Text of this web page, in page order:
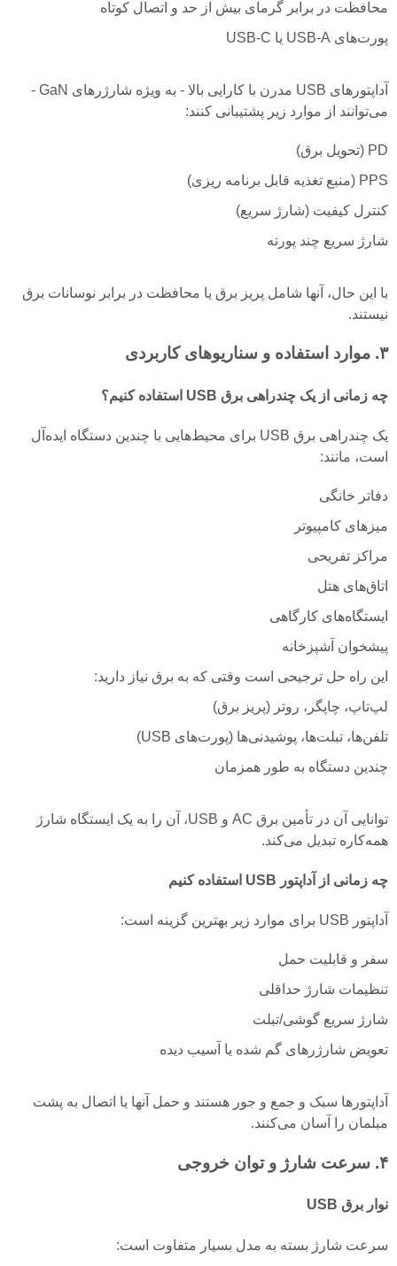
محافظت در برابر گرمای بیش از حد و اتصال کوتاه
پورت‌های USB-A یا USB-C
آداپتورهای USB مدرن با کارایی بالا - به ویژه شارژرهای GaN -
می‌توانند از موارد زیر پشتیبانی کنند:
PD (تحویل برق)
PPS (منبع تغذیه قابل برنامه ریزی)
کنترل کیفیت (شارژ سریع)
شارژ سریع چند پورته
با این حال، آنها شامل پریز برق یا محافظت در برابر نوسانات برق
نیستند.
۳. موارد استفاده و سناریوهای کاربردی
چه زمانی از یک چندراهی برق USB استفاده کنیم؟
یک چندراهی برق USB برای محیط‌هایی با چندین دستگاه ایده‌آل
است، مانند:
دفاتر خانگی
میزهای کامپیوتر
مراکز تفریحی
اتاق‌های هتل
ایستگاه‌های کارگاهی
پیشخوان آشپزخانه
این راه حل ترجیحی است وقتی که به برق نیاز دارید:
لپ‌تاپ، چاپگر، روتر (پریز برق)
تلفن‌ها، تبلت‌ها، پوشیدنی‌ها (پورت‌های USB)
چندین دستگاه به طور همزمان
توانایی آن در تأمین برق AC و USB، آن را به یک ایستگاه شارژ
همه‌کاره تبدیل می‌کند.
چه زمانی از آداپتور USB استفاده کنیم
آداپتور USB برای موارد زیر بهترین گزینه است:
سفر و قابلیت حمل
تنظیمات شارژ حداقلی
شارژ سریع گوشی/تبلت
تعویض شارژرهای گم شده یا آسیب دیده
آداپتورها سبک و جمع و جور هستند و حمل آنها یا اتصال به پشت
مبلمان را آسان می‌کنند.
نوار برق USB
سرعت شارژ بسته به مدل بسیار متفاوت است: